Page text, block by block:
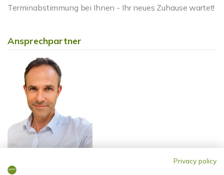
Terminabstimmung bei Ihnen - Ihr neues Zuhause wartet!
Ansprechpartner
Herr Gabriel Attia
Privacy policy